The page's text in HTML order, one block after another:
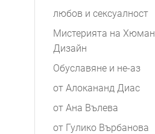
любов и сексуалност
Мистерията на Хюман
Дизайн
Обуславяне и не-аз
от Алокананд Диас
от Ана Вълева
от Гулико Върбанова